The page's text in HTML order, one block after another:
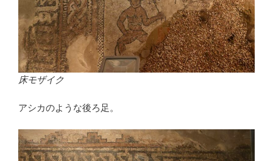
床モザイク
アシカのような後ろ足。